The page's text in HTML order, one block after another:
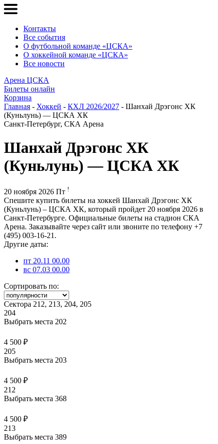
Контакты
Все события
О футбольной команде «ЦСКА»
О хоккейной команде «ЦСКА»
Все новости
Арена ЦСКА
Билеты онлайн
Корзина
Главная - Хоккей - КХЛ 2026/2027 - Шанхай Дрэгонс ХК
(Куньлунь) — ЦСКА ХК
Санкт-Петербург, СКА Арена
Шанхай Дрэгонс ХК
(Куньлунь) — ЦСКА ХК
20 ноября 2026 Пт !
Спешите купить билеты на хоккей Шанхай Дрэгонс ХК
(Куньлунь) – ЦСКА ХК, который пройдет 20 ноября 2026 в
Санкт-Петербурге. Официальные билеты на стадион СКА
Арена. Заказывайте через сайт или звоните по телефону +7
(495) 003-16-21.
Другие даты:
пт 20.11 00.00
вс 07.03 00.00
Сортировать по:
Сектора 212, 213, 204, 205
204
Выбрать места 202
4 500 ₽
205
Выбрать места 203
4 500 ₽
212
Выбрать места 368
4 500 ₽
213
Выбрать места 389